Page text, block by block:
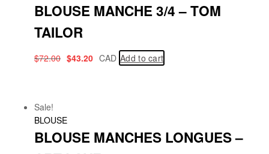
BLOUSE MANCHE 3/4 – TOM
TAILOR
$72.00 $43.20 CAD Add to cart
Sale!
BLOUSE
BLOUSE MANCHES LONGUES –